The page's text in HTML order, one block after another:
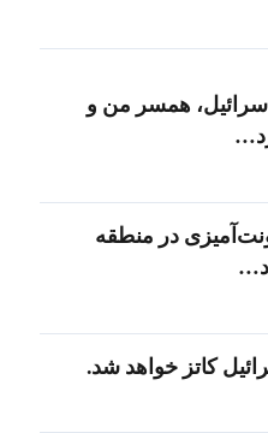
همسر من و
در منطقه
کاتز خواهد شد.